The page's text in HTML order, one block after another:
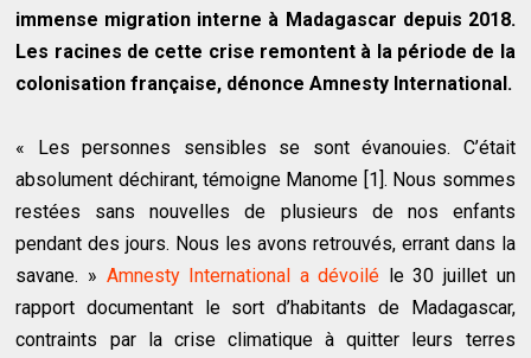
immense migration interne à Madagascar depuis 2018.
Les racines de cette crise remontent à la période de la
colonisation française, dénonce Amnesty International.
« Les personnes sensibles se sont évanouies. C’était
absolument déchirant, témoigne Manome [1]. Nous sommes
restées sans nouvelles de plusieurs de nos enfants
pendant des jours. Nous les avons retrouvés, errant dans la
savane. » Amnesty International a dévoilé le 30 juillet un
rapport documentant le sort d’habitants de Madagascar,
contraints par la crise climatique à quitter leurs terres